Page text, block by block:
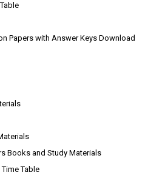
Papers with Answer Keys Download
Books and Study Materials
Table